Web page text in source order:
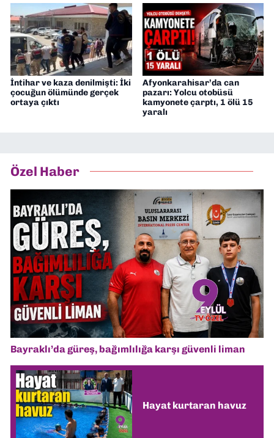
İntihar ve kaza denilmişti: İki
çocuğun ölümünde gerçek
ortaya çıktı
Afyonkarahisar’da can
pazarı: Yolcu otobüsü
kamyonete çarptı, 1 ölü 15
yaralı
Özel Haber
Bayraklı’da güreş, bağımlılığa karşı güvenli liman
Hayat kurtaran havuz